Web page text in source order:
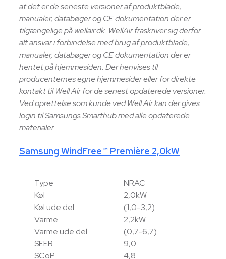
at det er de seneste versioner af produktblade,
manualer, databøger og CE dokumentation der er
tilgængelige på wellair.dk. WellAir fraskriver sig derfor
alt ansvar i forbindelse med brug af produktblade,
manualer, databøger og CE dokumentation der er
hentet på hjemmesiden. Der henvises til
producenternes egne hjemmesider eller for direkte
kontakt til Well Air for de senest opdaterede versioner.
Ved oprettelse som kunde ved Well Air kan der gives
login til Samsungs Smarthub med alle opdaterede
materialer.
Samsung WindFree™ Première 2,0kW
Type
NRAC
Køl
2,0kW
Køl ude del
(1,0-3,2)
Varme
2,2kW
Varme ude del
(0,7-6,7)
SEER
9,0
SCoP
4,8